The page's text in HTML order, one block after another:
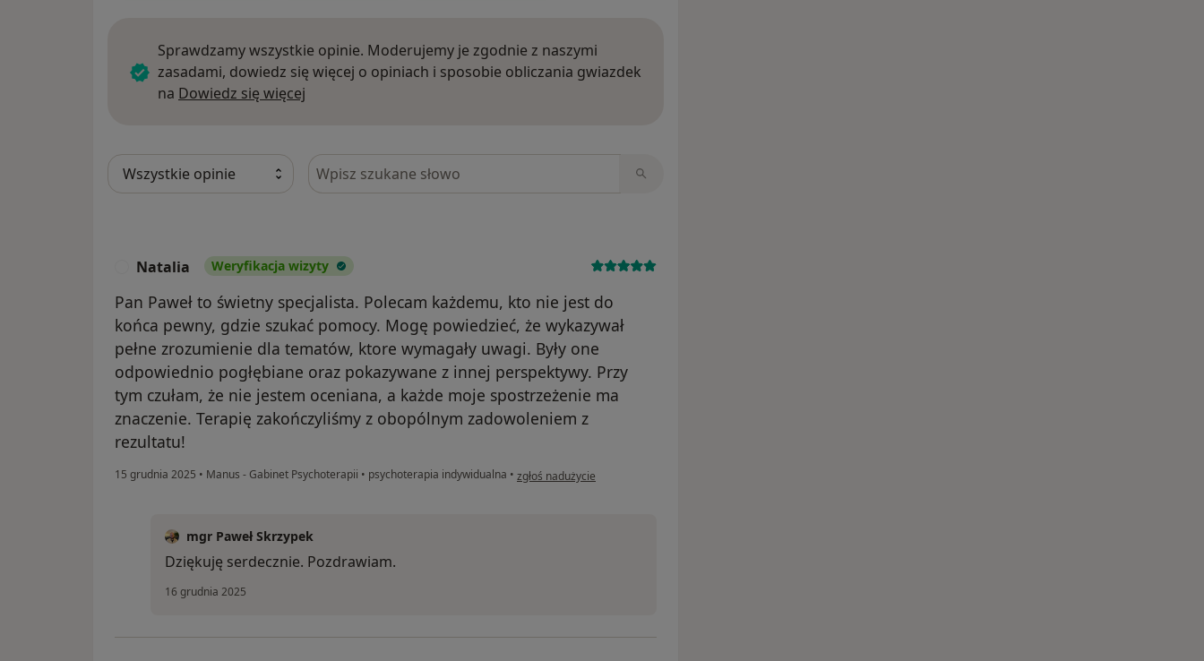
Sprawdzamy wszystkie opinie. Moderujemy je zgodnie z naszymi
zasadami, dowiedz się więcej o opiniach i sposobie obliczania gwiazdek
na Dowiedz się więcej
Szukaj w opiniach
Natalia Weryfikacja wizyty
Pan Paweł to świetny specjalista. Polecam każdemu, kto nie jest do
końca pewny, gdzie szukać pomocy. Mogę powiedzieć, że wykazywał
pełne zrozumienie dla tematów, ktore wymagały uwagi. Były one
odpowiednio pogłębiane oraz pokazywane z innej perspektywy. Przy
tym czułam, że nie jestem oceniana, a każde moje spostrzeżenie ma
znaczenie. Terapię zakończyliśmy z obopólnym zadowoleniem z
rezultatu!
15 grudnia 2025 • Manus - Gabinet Psychoterapii • psychoterapia indywidualna • w opinii użytkownika Natalia
zgłoś nadużycie
mgr Paweł Skrzypek
Dziękuję serdecznie. Pozdrawiam.
16 grudnia 2025